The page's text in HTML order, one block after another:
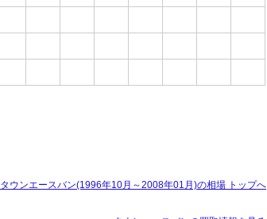
タウンエースバン(1996年10月～2008年01月)の相場 トップへ